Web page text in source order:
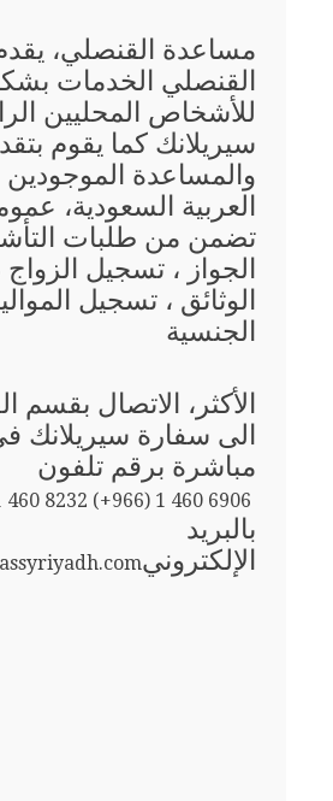
مساعدة القنصلي،
القنصلي الخدمات
للأشخاص المحليين
سيريلانك كما يقوم
والمساعدة
العربية السعودية،
تضمن من طلبات
الجواز ، تسجيل
الوثائق ، تسجيل
الجنسية
الأكثر، الاتصال بقسم
الى سفارة سيريلانك
مباشرة برقم تلفون
460 8232 (+966) 1 460 6906
بالبريد
الإلكتروني